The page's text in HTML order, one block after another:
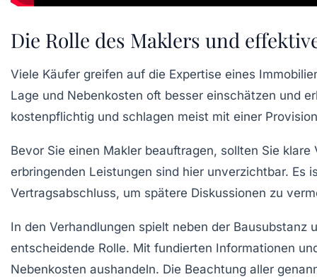
Die Rolle des Maklers und
Viele Käufer greifen auf die Expertise eines
Lage und Nebenkosten oft besser einschätzen und
kostenpflichtig und schlagen meist mit einer
Bevor Sie einen Makler beauftragen, sollten Sie
erbringenden Leistungen sind hier unverzichtbar. Es
Vertragsabschluss, um spätere Diskussionen zu
In den Verhandlungen spielt neben der
entscheidende Rolle. Mit fundierten Informationen
Nebenkosten aushandeln. Die Beachtung aller